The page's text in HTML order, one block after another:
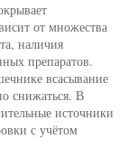
от множества
наличия
препаратов.
всасывание
снижаться. В
источники
с учётом